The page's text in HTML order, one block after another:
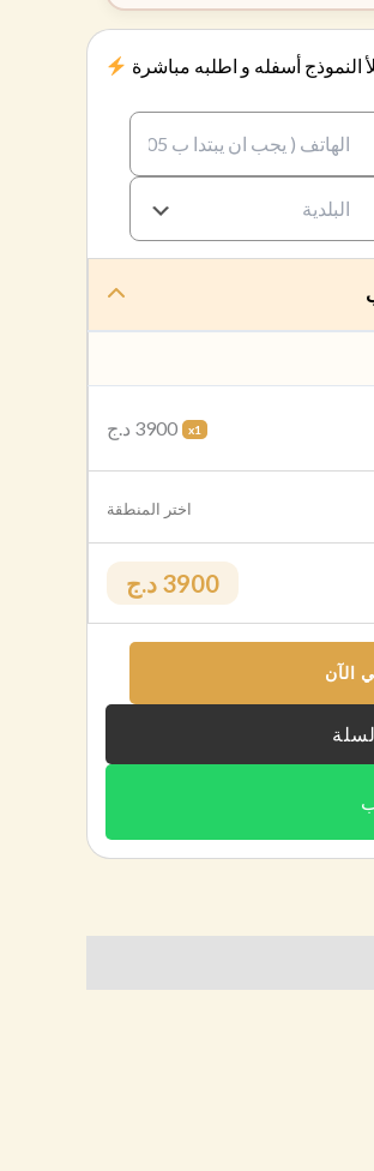
النموذج أسفله و اطلبه مباشرة
x1 3900 د.ج
اختر المنطقة
3900 د.ج
الآن